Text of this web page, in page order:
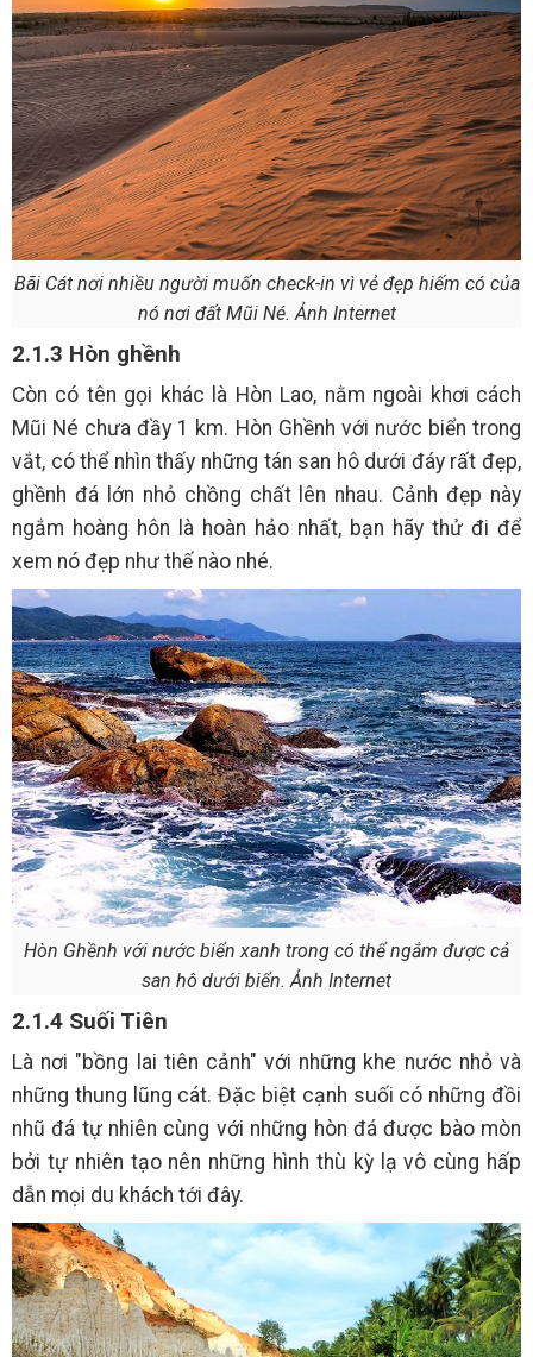
Bãi Cát nơi nhiều người muốn check-in vì vẻ đẹp hiếm có của
nó nơi đất Mũi Né. Ảnh Internet
2.1.3 Hòn ghềnh
Còn có tên gọi khác là Hòn Lao, nằm ngoài khơi cách
Mũi Né chưa đầy 1 km. Hòn Ghềnh với nước biển trong
vắt, có thể nhìn thấy những tán san hô dưới đáy rất đẹp,
ghềnh đá lớn nhỏ chồng chất lên nhau. Cảnh đẹp này
ngắm hoàng hôn là hoàn hảo nhất, bạn hãy thử đi để
xem nó đẹp như thế nào nhé.
Hòn Ghềnh với nước biển xanh trong có thể ngắm được cả
san hô dưới biển. Ảnh Internet
2.1.4 Suối Tiên
Là nơi "bồng lai tiên cảnh" với những khe nước nhỏ và
những thung lũng cát. Đặc biệt cạnh suối có những đồi
nhũ đá tự nhiên cùng với những hòn đá được bào mòn
bởi tự nhiên tạo nên những hình thù kỳ lạ vô cùng hấp
dẫn mọi du khách tới đây.